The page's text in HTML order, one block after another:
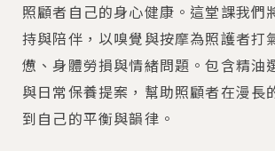
照顧者自己的身心健康。這堂課我們
持與陪伴，以嗅覺與按摩為照護者打
憊、身體勞損與情緒問題。包含精油
與日常保養提案，幫助照顧者在漫長
到自己的平衡與韻律。